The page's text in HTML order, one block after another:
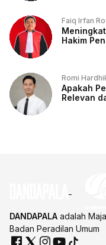
Faiq Irfan
Hakim
Romi
Apakah
Relevan
DANDAPALA adalah
Badan Peradilan Umum